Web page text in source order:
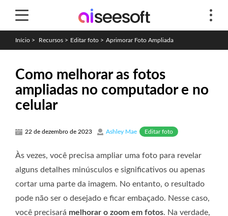
Início > Recursos > Editar foto > Aprimorar Foto Ampliada
Como melhorar as fotos
ampliadas no computador e no
celular
22 de dezembro de 2023 Ashley Mae Editar foto
Às vezes, você precisa ampliar uma foto para revelar
alguns detalhes minúsculos e significativos ou apenas
cortar uma parte da imagem. No entanto, o resultado
pode não ser o desejado e ficar embaçado. Nesse caso,
você precisará melhorar o zoom em fotos. Na verdade,